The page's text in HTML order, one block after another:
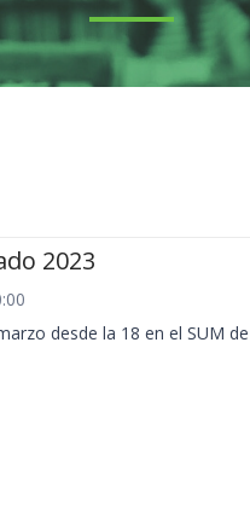
2023
desde la 18 en el SUM